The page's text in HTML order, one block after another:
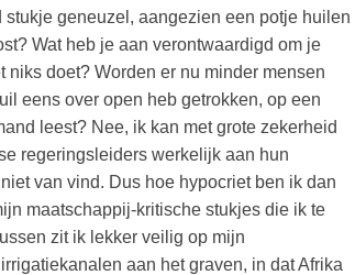
geneuzel, aangezien een potje huilen
Wat heb je aan verontwaardigd om je
doet? Worden er nu minder mensen
eens over open heb getrokken, op een
leest? Nee, ik kan met grote zekerheid
regeringsleiders werkelijk aan hun
van vind. Dus hoe hypocriet ben ik dan
maatschappij-kritische stukjes die ik te
zit ik lekker veilig op mijn
aan het graven, in dat Afrika